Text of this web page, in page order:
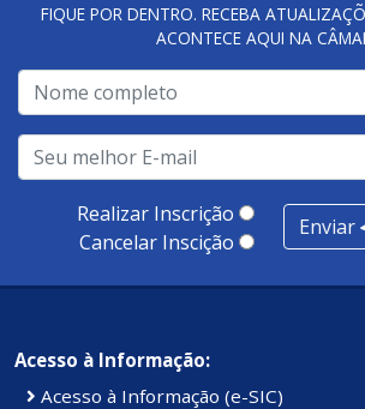
FIQUE POR DENTRO. RECEBA
ACONTECE AQUI NA
Realizar Inscrição
Cancelar Inscição
Enviar
Acesso à Informação:
Acesso à Informação (e-SIC)